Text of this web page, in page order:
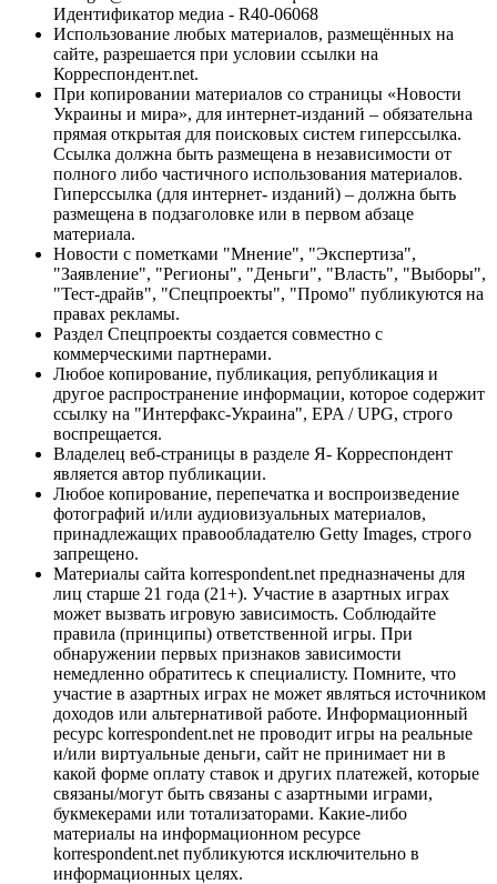
Идентификатор медиа - R40-06068
Использование любых материалов, размещённых на
сайте, разрешается при условии ссылки на
Корреспондент.net.
При копировании материалов со страницы «Новости
Украины и мира», для интернет-изданий – обязательна
прямая открытая для поисковых систем гиперссылка.
Ссылка должна быть размещена в независимости от
полного либо частичного использования материалов.
Гиперссылка (для интернет- изданий) – должна быть
размещена в подзаголовке или в первом абзаце
материала.
Новости с пометками "Мнение", "Экспертиза",
"Заявление", "Регионы", "Деньги", "Власть", "Выборы",
"Тест-драйв", "Спецпроекты", "Промо" публикуются на
правах рекламы.
Раздел Спецпроекты создается совместно с
коммерческими партнерами.
Любое копирование, публикация, републикация и
другое распространение информации, которое содержит
ссылку на "Интерфакс-Украина", EPA / UPG, строго
воспрещается.
Владелец веб-страницы в разделе Я- Корреспондент
является автор публикации.
Любое копирование, перепечатка и воспроизведение
фотографий и/или аудиовизуальных материалов,
принадлежащих правообладателю Getty Images, строго
запрещено.
Материалы сайта korrespondent.net предназначены для
лиц старше 21 года (21+). Участие в азартных играх
может вызвать игровую зависимость. Соблюдайте
правила (принципы) ответственной игры. При
обнаружении первых признаков зависимости
немедленно обратитесь к специалисту. Помните, что
участие в азартных играх не может являться источником
доходов или альтернативой работе. Информационный
ресурс korrespondent.net не проводит игры на реальные
и/или виртуальные деньги, сайт не принимает ни в
какой форме оплату ставок и других платежей, которые
связаны/могут быть связаны с азартными играми,
букмекерами или тотализаторами. Какие-либо
материалы на информационном ресурсе
korrespondent.net публикуются исключительно в
информационных целях.